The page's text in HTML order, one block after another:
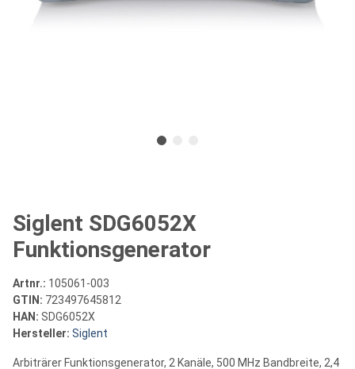
Siglent SDG6052X
Funktionsgenerator
Artnr.: 105061-003
GTIN: 723497645812
HAN: SDG6052X
Hersteller: Siglent
Arbiträrer Funktionsgenerator, 2 Kanäle, 500 MHz Bandbreite, 2,4